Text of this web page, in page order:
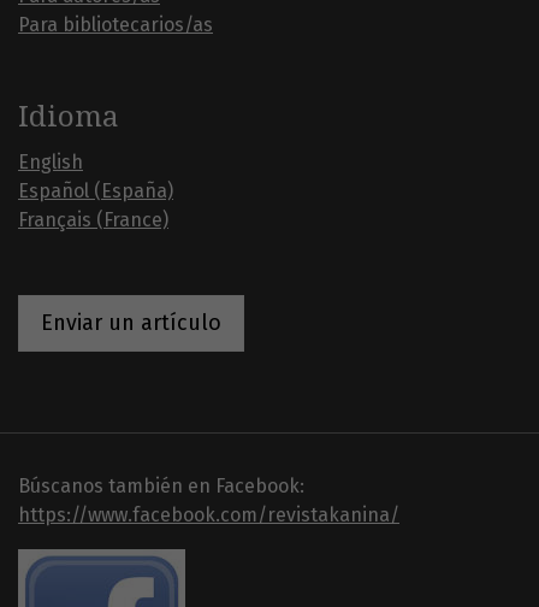
Para bibliotecarios/as
Idioma
English
Español (España)
Français (France)
Enviar un artículo
Búscanos también en Facebook:
https://www.facebook.com/revistakanina/